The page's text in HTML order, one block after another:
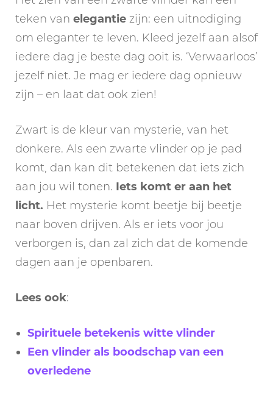
teken van elegantie zijn: een uitnodiging
om eleganter te leven. Kleed jezelf aan alsof
iedere dag je beste dag ooit is. ‘Verwaarloos’
jezelf niet. Je mag er iedere dag opnieuw
zijn – en laat dat ook zien!
Zwart is de kleur van mysterie, van het
donkere. Als een zwarte vlinder op je pad
komt, dan kan dit betekenen dat iets zich
aan jou wil tonen. Iets komt er aan het
licht. Het mysterie komt beetje bij beetje
naar boven drijven. Als er iets voor jou
verborgen is, dan zal zich dat de komende
dagen aan je openbaren.
Lees ook:
Spirituele betekenis witte vlinder
Een vlinder als boodschap van een
overledene